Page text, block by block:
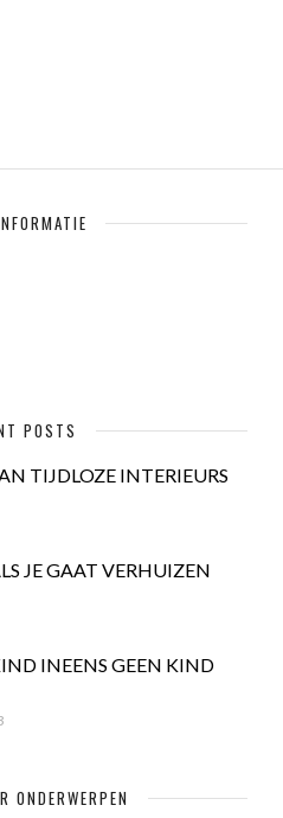
POSTS
TIJDLOZE INTERIEURS
JE GAAT VERHUIZEN
INEENS GEEN KIND
ONDERWERPEN